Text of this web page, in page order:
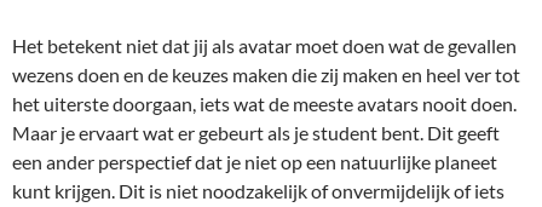
Het betekent niet dat jij als avatar moet doen wat de gevallen
wezens doen en de keuzes maken die zij maken en heel ver tot
het uiterste doorgaan, iets wat de meeste avatars nooit doen.
Maar je ervaart wat er gebeurt als je student bent. Dit geeft
een ander perspectief dat je niet op een natuurlijke planeet
kunt krijgen. Dit is niet noodzakelijk of onvermijdelijk of iets